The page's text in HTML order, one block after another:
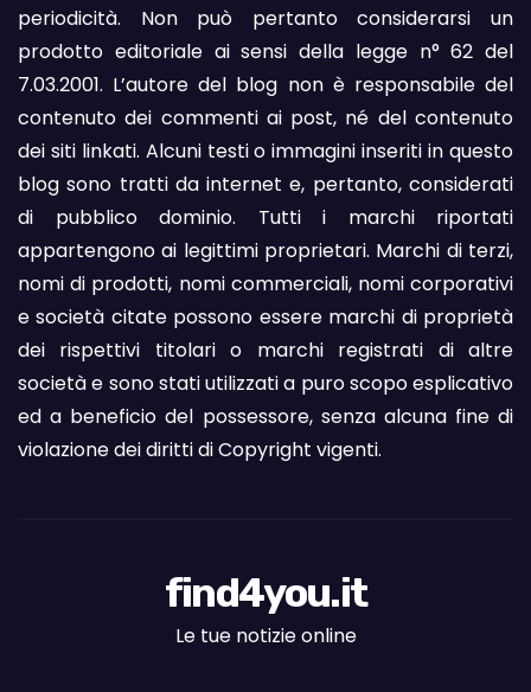
periodicità. Non può pertanto considerarsi un
prodotto editoriale ai sensi della legge n° 62 del
7.03.2001. L’autore del blog non è responsabile del
contenuto dei commenti ai post, né del contenuto
dei siti linkati. Alcuni testi o immagini inseriti in questo
blog sono tratti da internet e, pertanto, considerati
di pubblico dominio. Tutti i marchi riportati
appartengono ai legittimi proprietari. Marchi di terzi,
nomi di prodotti, nomi commerciali, nomi corporativi
e società citate possono essere marchi di proprietà
dei rispettivi titolari o marchi registrati di altre
società e sono stati utilizzati a puro scopo esplicativo
ed a beneficio del possessore, senza alcuna fine di
violazione dei diritti di Copyright vigenti.
find4you.it
Le tue notizie online